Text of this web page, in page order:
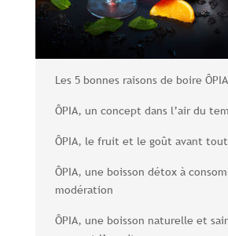
Les 5 bonnes raisons de boire ÔPIA
ÔPIA, un concept dans l’air du
ÔPIA, le fruit et le goût avant tout
ÔPIA, une boisson détox à
modération
ÔPIA, une boisson naturelle et